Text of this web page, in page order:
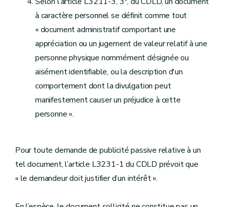
à caractère personnel se définit comme tout
« document administratif comportant une
appréciation ou un jugement de valeur relatif à une
personne physique nommément désignée ou
aisément identifiable, ou la description d'un
comportement dont la divulgation peut
manifestement causer un préjudice à cette
personne ».
Pour toute demande de publicité passive relative à un
tel document, l’article L3231-1 du CDLD prévoit que
« le demandeur doit justifier d’un intérêt ».